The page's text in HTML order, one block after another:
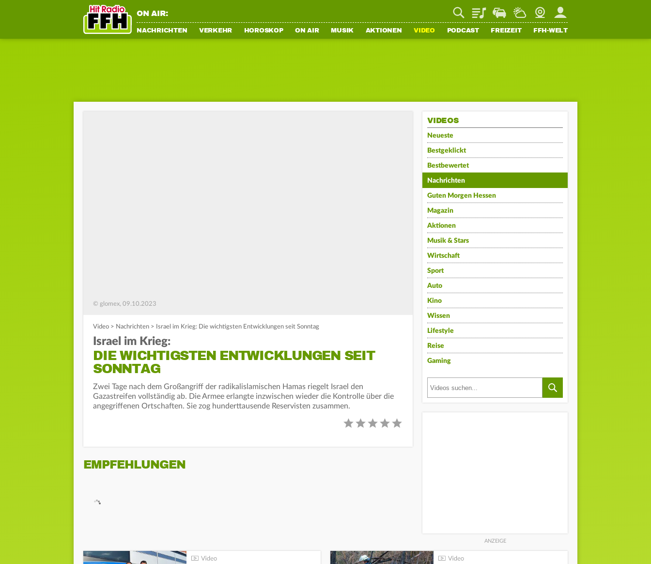
ON AIR: PlaylistStaupilotWetterWebcamMein FFH
NACHRICHTEN VERKEHR HOROSKOP ON AIR MUSIK AKTIONEN VIDEO PODCAST FREIZEIT FFH-WELT
© glomex, 09.10.2023
Video > Nachrichten > Israel im Krieg: Die wichtigsten Entwicklungen seit Sonntag
Israel im Krieg:
DIE WICHTIGSTEN ENTWICKLUNGEN SEIT
SONNTAG
Zwei Tage nach dem Großangriff der radikalislamischen Hamas riegelt Israel den
Gazastreifen vollständig ab. Die Armee erlangte inzwischen wieder die Kontrolle über die
angegriffenen Ortschaften. Sie zog hunderttausende Reservisten zusammen.
EMPFEHLUNGEN
VIDEOS
Neueste
Bestgeklickt
Bestbewertet
Nachrichten
Guten Morgen Hessen
Magazin
Aktionen
Musik & Stars
Wirtschaft
Sport
Auto
Kino
Wissen
Lifestyle
Reise
Gaming